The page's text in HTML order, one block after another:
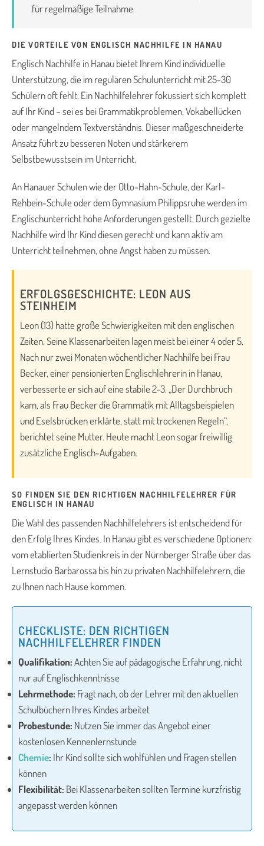
für regelmäßige Teilnahme
DIE VORTEILE VON ENGLISCH NACHHILFE IN HANAU
Englisch Nachhilfe in Hanau bietet Ihrem Kind individuelle
Unterstützung, die im regulären Schulunterricht mit 25-30
Schülern oft fehlt. Ein Nachhilfelehrer fokussiert sich komplett
auf Ihr Kind – sei es bei Grammatikproblemen, Vokabellücken
oder mangelndem Textverständnis. Dieser maßgeschneiderte
Ansatz führt zu besseren Noten und stärkerem
Selbstbewusstsein im Unterricht.
An Hanauer Schulen wie der Otto-Hahn-Schule, der Karl-
Rehbein-Schule oder dem Gymnasium Philippsruhe werden im
Englischunterricht hohe Anforderungen gestellt. Durch gezielte
Nachhilfe wird Ihr Kind diesen gerecht und kann aktiv am
Unterricht teilnehmen, ohne Angst haben zu müssen.
ERFOLGSGESCHICHTE: LEON AUS
STEINHEIM
Leon (13) hatte große Schwierigkeiten mit den englischen
Zeiten. Seine Klassenarbeiten lagen meist bei einer 4 oder 5.
Nach nur zwei Monaten wöchentlicher Nachhilfe bei Frau
Becker, einer pensionierten Englischlehrerin in Hanau,
verbesserte er sich auf eine stabile 2-3. „Der Durchbruch
kam, als Frau Becker die Grammatik mit Alltagsbeispielen
und Eselsbrücken erklärte, statt mit trockenen Regeln“,
berichtet seine Mutter. Heute macht Leon sogar freiwillig
zusätzliche Englisch-Aufgaben.
SO FINDEN SIE DEN RICHTIGEN NACHHILFELEHRER FÜR
ENGLISCH IN HANAU
Die Wahl des passenden Nachhilfelehrers ist entscheidend für
den Erfolg Ihres Kindes. In Hanau gibt es verschiedene Optionen:
vom etablierten Studienkreis in der Nürnberger Straße über das
Lernstudio Barbarossa bis hin zu privaten Nachhilfelehrern, die
zu Ihnen nach Hause kommen.
CHECKLISTE: DEN RICHTIGEN
NACHHILFELEHRER FINDEN
Qualifikation:Achten Sie auf pädagogische Erfahrung, nicht
nur auf Englischkenntnisse
Lehrmethode: Fragt nach, ob der Lehrer mit den aktuellen
Schulbüchern Ihres Kindes arbeitet
Probestunde: Nutzen Sie immer das Angebot einer
kostenlosen Kennenlernstunde
Chemie: Ihr Kind sollte sich wohlfühlen und Fragen stellen
können
Flexibilität: Bei Klassenarbeiten sollten Termine kurzfristig
angepasst werden können